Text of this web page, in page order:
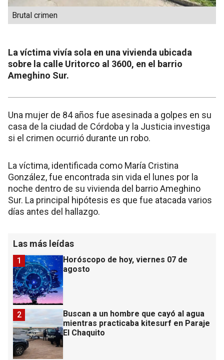
Brutal crimen
La víctima vivía sola en una vivienda ubicada
sobre la calle Uritorco al 3600, en el barrio
Ameghino Sur.
Una mujer de 84 años fue asesinada a golpes en su
casa de la ciudad de Córdoba y la Justicia investiga
si el crimen ocurrió durante un robo.
La víctima, identificada como María Cristina
González, fue encontrada sin vida el lunes por la
noche dentro de su vivienda del barrio Ameghino
Sur. La principal hipótesis es que fue atacada varios
días antes del hallazgo.
Las más leídas
Horóscopo de hoy, viernes 07 de
agosto
1
Buscan a un hombre que cayó al agua
mientras practicaba kitesurf en Paraje
El Chaquito
2